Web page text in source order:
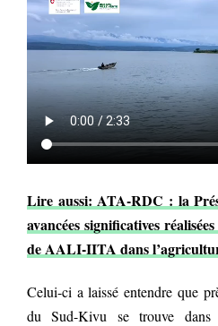
Lire aussi: ATA-RDC : la
avancées significatives
de AALI-IITA dans
Celui-ci a laissé entendre que
du Sud-Kivu se trouve dans